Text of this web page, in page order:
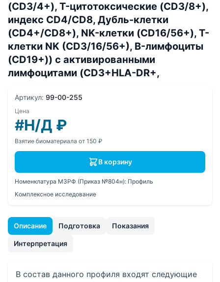
(CD3/4+), T-цитотоксические (CD3/8+),
индекс CD4/CD8, Дубль-клетки
(CD4+/CD8+), NK-клетки (CD16/56+), T-
клетки NK (CD3/16/56+), B-лимфоциты
(CD19+)) с активированными
лимфоцитами (CD3+HLA-DR+,
Описание Подготовка Показания
Интерпретация
В состав данного профиля входят следующие
Артикул: 99-00-255
Цена
#Н/Д ₽
Взятие биоматериала от 150 ₽
В корзину
Номенклатура МЗРФ (Приказ №804н): Профиль
Комплексное исследование